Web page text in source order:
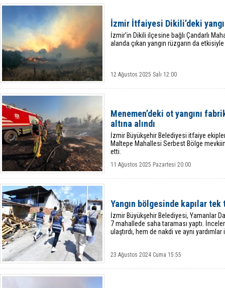
Aliağa-
İzmir İtfaiyesi Dikili’deki
İzmir’in Dikili ilçesine bağlı Çandarlı
alanda çıkan yangın rüzgarın da
12 Ağustos 2025 Salı 12:00
Menemen’deki ot yangını
altına alındı
İzmir Büyükşehir Belediyesi itfaiye
Maltepe Mahallesi Serbest Bölge
etti.
11 Ağustos 2025 Pazartesi 20:00
Yangın bölgesinde kapılar tek
İzmir Büyükşehir Belediyesi, Yamanlar
7 mahallede saha taraması yaptı.
ulaştırdı, hem de nakdi ve ayni
23 Ağustos 2024 Cuma 15:55